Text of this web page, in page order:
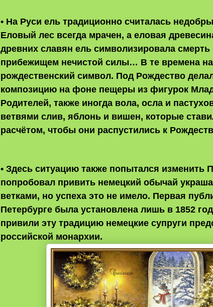
• На Руси ель традиционно считалась
Еловый лес всегда мрачен, а еловая
древних славян ель символизировала смерть
прибежищем нечистой силы… В те времена
рождественский символ. Под Рождество
композицию на фоне пещеры из фигурок
Родителей, также иногда вола, осла и
ветвями слив, яблонь и вишен, которые
расчётом, чтобы они распустились к
• Здесь ситуацию также попытался изменить
попробовал привить немецкий обычай
ветками, но успеха это не имело. Первая
Петербурге была установлена лишь в 1852
привили эту традицию немецкие супруги
российской монархии.